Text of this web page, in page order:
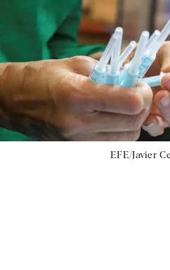
EFE/Javier